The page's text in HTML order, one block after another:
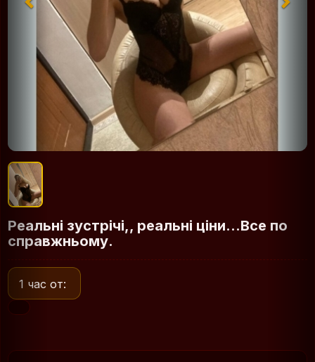
Реальні зустрічі,, реальні ціни...Все по
справжньому.
1 час от: